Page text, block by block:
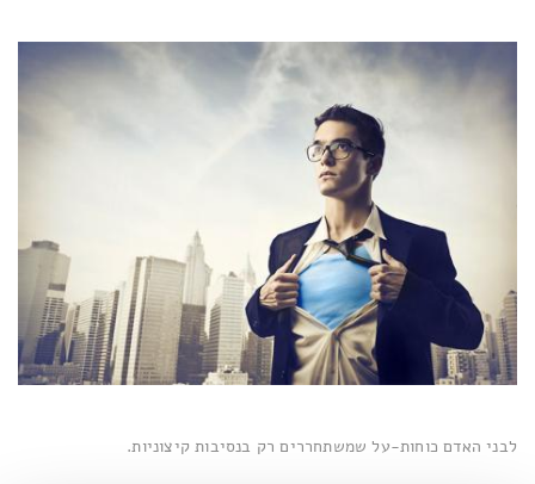
לבני האדם כוחות-על שמשתחררים רק בנסיבות קיצוניות.